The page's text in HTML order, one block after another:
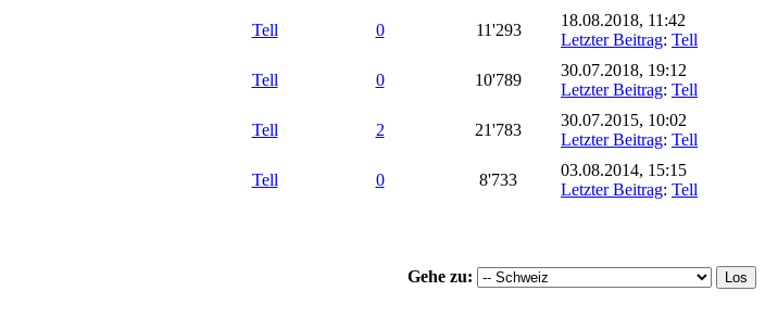
Tell 0 11'293
18.08.2018, 11:42
Letzter Beitrag: Tell
Tell 0 10'789
30.07.2018, 19:12
Letzter Beitrag: Tell
Tell 2 21'783
30.07.2015, 10:02
Letzter Beitrag: Tell
Tell 0 8'733
03.08.2014, 15:15
Letzter Beitrag: Tell
Gehe zu: